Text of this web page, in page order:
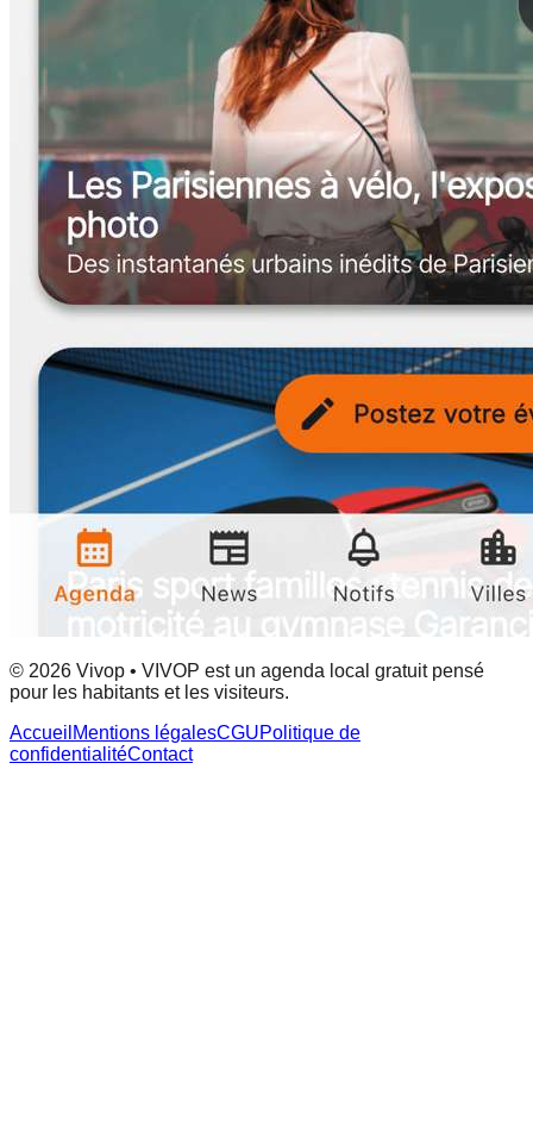
© 2026 Vivop • VIVOP est un agenda local gratuit pensé
pour les habitants et les visiteurs.
Accueil Mentions légalesCGUPolitique de
confidentialitéContact